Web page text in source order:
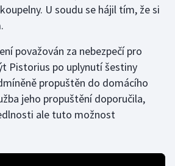
U soudu se hájil tím, že si
považován za nebezpečí pro
Pistorius po uplynutí šestiny
propuštěn do domácího
jeho propuštění doporučila,
ale tuto možnost